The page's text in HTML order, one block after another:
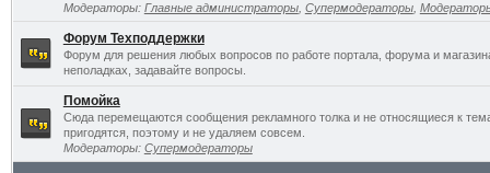
Модераторы: Главные администраторы, Супермодераторы,
Форум Техподдержки
Форум для решения любых вопросов по работе портала, форума и
неполадках, задавайте вопросы.
Помойка
Сюда перемещаются сообщения рекламного толка и не относящиеся к
пригодятся, поэтому и не удаляем совсем.
Модераторы: Супермодераторы